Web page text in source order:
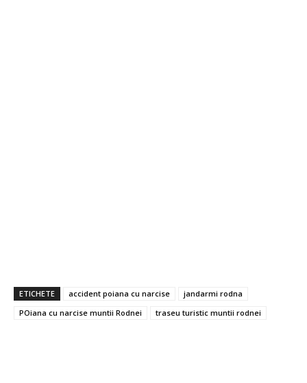
ETICHETE accident poiana cu narcise
jandarmi rodna
POiana cu narcise muntii Rodnei
traseu turistic muntii rodnei